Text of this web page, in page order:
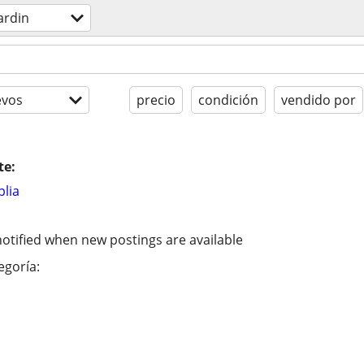
precio condición vendido por
when new postings are available